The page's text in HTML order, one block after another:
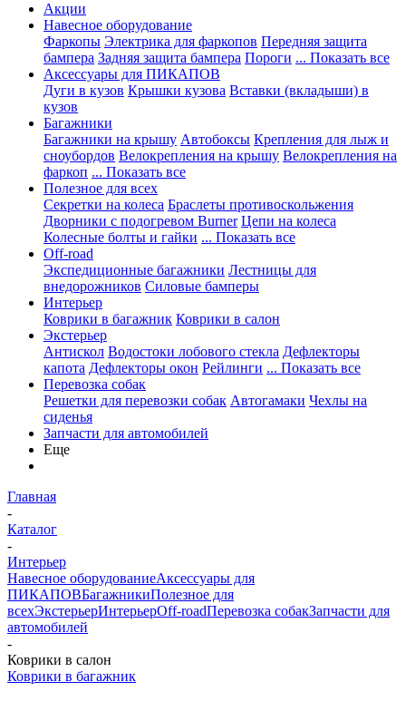
Акции
Навесное оборудование
Фаркопы Электрика для фаркопов Передняя защита
бампера Задняя защита бампера Пороги ... Показать все
Аксессуары для ПИКАПОВ
Дуги в кузов Крышки кузова Вставки (вкладыши) в
кузов
Багажники
Багажники на крышу Автобоксы Крепления для лыж и
сноубордов Велокрепления на крышу Велокрепления на
фаркоп ... Показать все
Полезное для всех
Секретки на колеса Браслеты противоскольжения
Дворники с подогревом Burner Цепи на колеса
Колесные болты и гайки ... Показать все
Off-road
Экспедиционные багажники Лестницы для
внедорожников Силовые бамперы
Интерьер
Коврики в багажник Коврики в салон
Экстерьер
Антискол Водостоки лобового стекла Дефлекторы
капота Дефлекторы окон Рейлинги ... Показать все
Перевозка собак
Решетки для перевозки собак Автогамаки Чехлы на
сиденья
Запчасти для автомобилей
Еще
Главная
-
Каталог
-
Интерьер
Навесное оборудованиеАксессуары для
ПИКАПОВБагажникиПолезное для
всехЭкстерьерИнтерьерOff-roadПеревозка собакЗапчасти для
автомобилей
-
Коврики в салон
Коврики в багажник